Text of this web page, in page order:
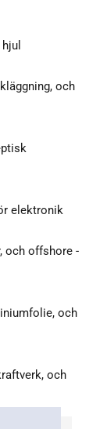
och
elektronik
och offshore -
och
och